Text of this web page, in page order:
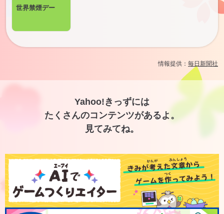
世界禁煙デー
情報提供： 毎日新聞社
Yahoo!きっずには
たくさんのコンテンツがあるよ。
見てみてね。